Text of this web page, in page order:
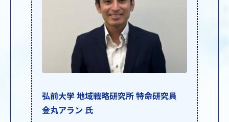
弘前大学 地域戦略研究所 特命研究員
金丸アラン 氏